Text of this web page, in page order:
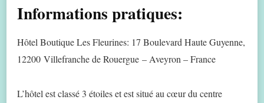
Informations pratiques:
Hôtel Boutique Les Fleurines: 17 Boulevard Haute Guyenne,
12200 Villefranche de Rouergue – Aveyron – France
L’hôtel est classé 3 étoiles et est situé au cœur du centre